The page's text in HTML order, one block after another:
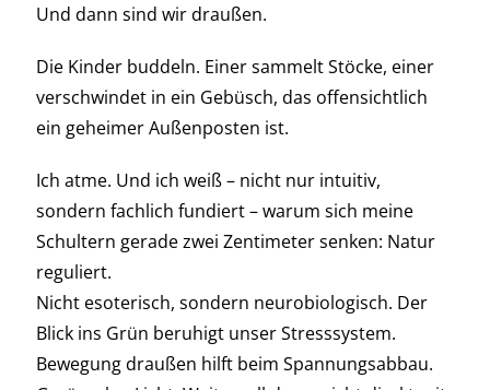
Und dann sind wir draußen.
Die Kinder buddeln. Einer sammelt Stöcke, einer
verschwindet in ein Gebüsch, das offensichtlich
ein geheimer Außenposten ist.
Ich atme. Und ich weiß – nicht nur intuitiv,
sondern fachlich fundiert – warum sich meine
Schultern gerade zwei Zentimeter senken: Natur
reguliert.
Nicht esoterisch, sondern neurobiologisch. Der
Blick ins Grün beruhigt unser Stresssystem.
Bewegung draußen hilft beim Spannungsabbau.